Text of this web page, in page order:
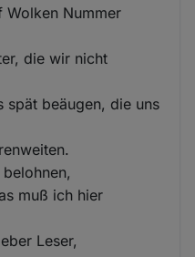
Wolken Nummer
die wir nicht
spät beäugen, die uns
muß ich hier
Leser,